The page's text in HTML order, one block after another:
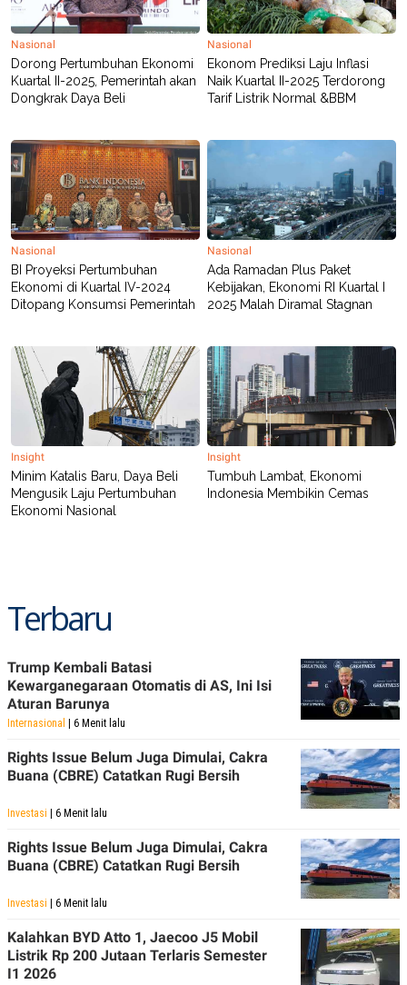
Nasional
Dorong Pertumbuhan Ekonomi
Kuartal II-2025, Pemerintah akan
Dongkrak Daya Beli
Nasional
Ekonom Prediksi Laju Inflasi
Naik Kuartal II-2025 Terdorong
Tarif Listrik Normal &BBM
Nasional
BI Proyeksi Pertumbuhan
Ekonomi di Kuartal IV-2024
Ditopang Konsumsi Pemerintah
Nasional
Ada Ramadan Plus Paket
Kebijakan, Ekonomi RI Kuartal I
2025 Malah Diramal Stagnan
Insight
Minim Katalis Baru, Daya Beli
Mengusik Laju Pertumbuhan
Ekonomi Nasional
Insight
Tumbuh Lambat, Ekonomi
Indonesia Membikin Cemas
Terbaru
Trump Kembali Batasi
Kewarganegaraan Otomatis di AS, Ini Isi
Aturan Barunya
Internasional | 6 Menit lalu
Rights Issue Belum Juga Dimulai, Cakra
Buana (CBRE) Catatkan Rugi Bersih
Investasi | 6 Menit lalu
Rights Issue Belum Juga Dimulai, Cakra
Buana (CBRE) Catatkan Rugi Bersih
Investasi | 6 Menit lalu
Kalahkan BYD Atto 1, Jaecoo J5 Mobil
Listrik Rp 200 Jutaan Terlaris Semester
I1 2026